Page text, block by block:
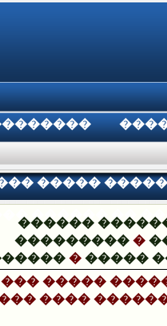
�����
������ ��
������
����������
� �����
��� �����
����